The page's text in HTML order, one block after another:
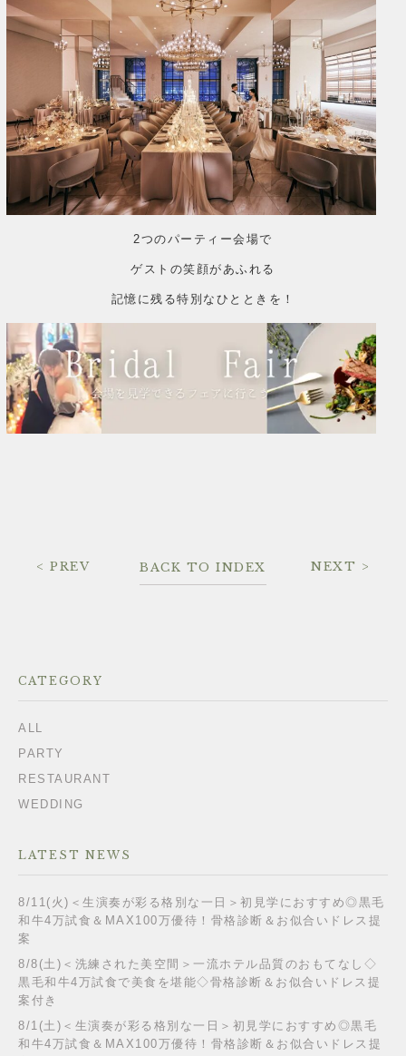
2つのパーティー会場で
ゲストの笑顔があふれる
記憶に残る特別なひとときを！
< PREV NEXT >
BACK TO INDEX
CATEGORY
ALL
PARTY
RESTAURANT
WEDDING
LATEST NEWS
8/11(火)＜生演奏が彩る格別な一日＞初見学におすすめ◎黒毛
和牛4万試食＆MAX100万優待！骨格診断＆お似合いドレス提
案
8/8(土)＜洗練された美空間＞一流ホテル品質のおもてなし◇
黒毛和牛4万試食で美食を堪能◇骨格診断＆お似合いドレス提
案付き
8/1(土)＜生演奏が彩る格別な一日＞初見学におすすめ◎黒毛
和牛4万試食＆MAX100万優待！骨格診断＆お似合いドレス提